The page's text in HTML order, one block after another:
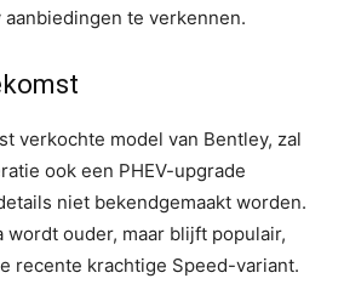
te verkennen.
verkochte model van Bentley, zal
ook een PHEV-upgrade
niet bekendgemaakt worden.
wordt ouder, maar blijft populair,
recente krachtige Speed-variant.